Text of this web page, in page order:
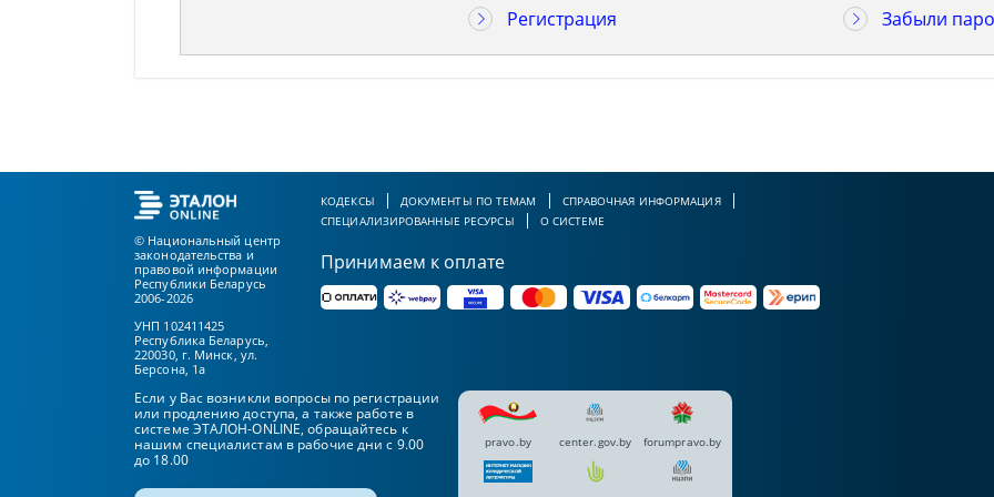
Регистрация Забыли
© Национальный центр
законодательства и
правовой информации
Республики Беларусь
2006-2026
УНП 102411425
Республика Беларусь,
220030, г. Минск, ул.
Берсона, 1а
КОДЕКСЫ ДОКУМЕНТЫ ПО ТЕМАМ
СПРАВОЧНАЯ ИНФОРМАЦИЯ
СПЕЦИАЛИЗИРОВАННЫЕ РЕСУРСЫ
О СИСТЕМЕ
Принимаем к оплате
Если у Вас возникли вопросы по регистрации
или продлению доступа, а также работе в
системе ЭТАЛОН-ONLINE, обращайтесь к
нашим специалистам в рабочие дни с 9.00
до 18.00
pravo.by center.gov.by forumpravo.by